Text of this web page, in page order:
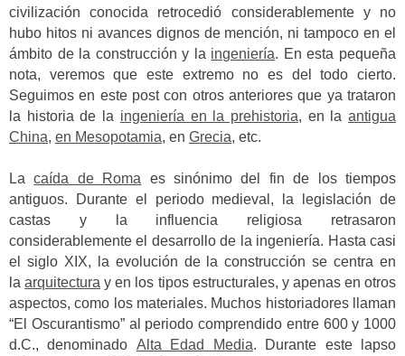
civilización conocida retrocedió considerablemente y no
hubo hitos ni avances dignos de mención, ni tampoco en el
ámbito de la construcción y la ingeniería. En esta pequeña
nota, veremos que este extremo no es del todo cierto.
Seguimos en este post con otros anteriores que ya trataron
la historia de la ingeniería en la prehistoria, en laantigua
China, en Mesopotamia, en Grecia, etc.
Lacaída de Roma es sinónimo del fin de los tiempos
antiguos. Durante el periodo medieval, la legislación de
castas y la influencia religiosa retrasaron
considerablemente el desarrollo de la ingeniería. Hasta casi
el siglo XIX, la evolución de la construcción se centra en
laarquitectura y en los tipos estructurales, y apenas en otros
aspectos, como los materiales. Muchos historiadores llaman
“El Oscurantismo” al periodo comprendido entre 600 y 1000
d.C., denominado Alta Edad Media. Durante este lapso